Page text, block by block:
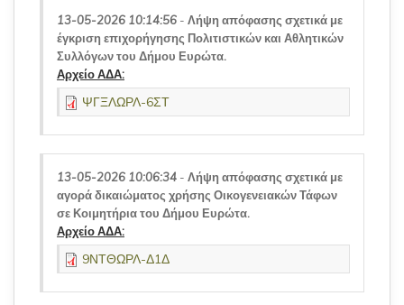
13-05-2026 10:14:56 - Λήψη απόφασης σχετικά με
έγκριση επιχορήγησης Πολιτιστικών και Αθλητικών
Συλλόγων του Δήμου Ευρώτα.
Αρχείο ΑΔΑ:
ΨΓΞΛΩΡΛ-6ΣΤ
13-05-2026 10:06:34 - Λήψη απόφασης σχετικά με
αγορά δικαιώματος χρήσης Οικογενειακών Τάφων
σε Κοιμητήρια του Δήμου Ευρώτα.
Αρχείο ΑΔΑ:
9ΝΤΘΩΡΛ-Δ1Δ